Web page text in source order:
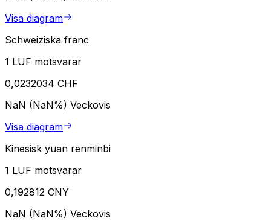
Visa diagram
Schweiziska franc
1 LUF motsvarar
0,0232034 CHF
NaN (NaN%) Veckovis
Visa diagram
Kinesisk yuan renminbi
1 LUF motsvarar
0,192812 CNY
NaN (NaN%) Veckovis